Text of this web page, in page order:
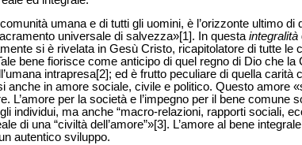
umana e di tutti gli uomini, è l’orizzonte ultimo di
universale di salvezza»[1]. In questaintegralità
si è rivelata in Gesù Cristo, ricapitolatore di tutte le
bene fiorisce come anticipo di quel regno di Dio che la
intrapresa[2]; ed è frutto peculiare di quella carità
anche in amore sociale, civile e politico. Questo amore
L’amore per la società e l’impegno per il bene comune
individui, ma anche “macro-relazioni, rapporti sociali,
di una “civiltà dell’amore”»[3]. L’amore al bene
autentico sviluppo.